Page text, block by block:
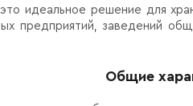
идеальное решение для
предприятий, заведений
Общие